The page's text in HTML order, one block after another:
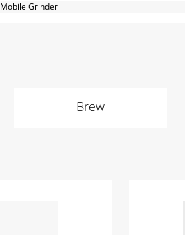
Mobile Grinder
Brew